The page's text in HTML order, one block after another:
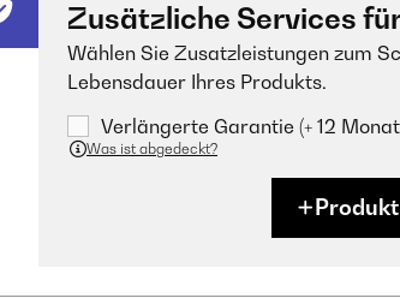
Zusätzliche Services
Wählen Sie Zusatzleistungen zum
Lebensdauer Ihres Produkts.
Verlängerte Garantie (+ 12
Was ist abgedeckt?